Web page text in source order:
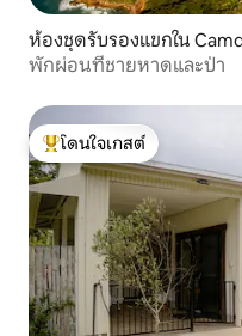
ห้องชุดรับรองแขกใน
พักผ่อนที่ชายหาดและป่า
โดนใจเกสต์ที่สุด
โดนใจเกสต์